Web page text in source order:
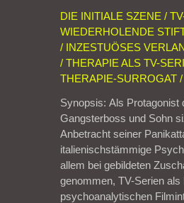
DIE INITIALE SZENE /
WIEDERHOLENDE
/ INZESTUÖSES
/ THERAPIE ALS TV-
THERAPIE-SURROGAT
Synopsis: Als Protagonist
Gangsterboss und Sohn
Anbetracht seiner
italienischstämmige
allem bei gebildeten
genommen, TV-Serien
psychoanalytischen